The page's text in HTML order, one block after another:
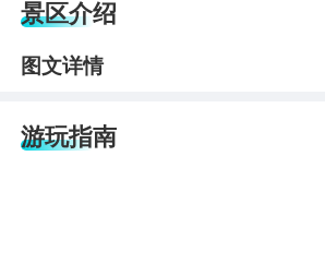
景区介绍
图文详情
游玩指南